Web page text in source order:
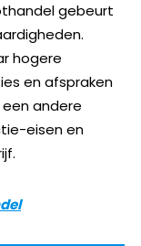
gebeurt
hogere
en afspraken
andere
eisen en